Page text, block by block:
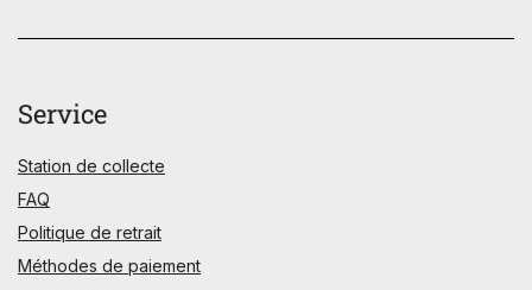
Service
Station de collecte
FAQ
Politique de retrait
Méthodes de paiement